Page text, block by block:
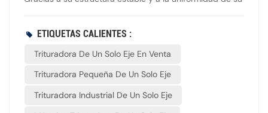
en uno de los equipos clave más utilizados en las líneas
de un solo eje Utiliza una estructura de rotor único
combinada con un dispositivo de alimentación
estable de productos plásticos grandes o de forma
ETIQUETAS CALIENTES :
Trituradora De Un Solo Eje En Venta
Trituradora Pequeña De Un Solo Eje
Trituradora Industrial De Un Solo Eje